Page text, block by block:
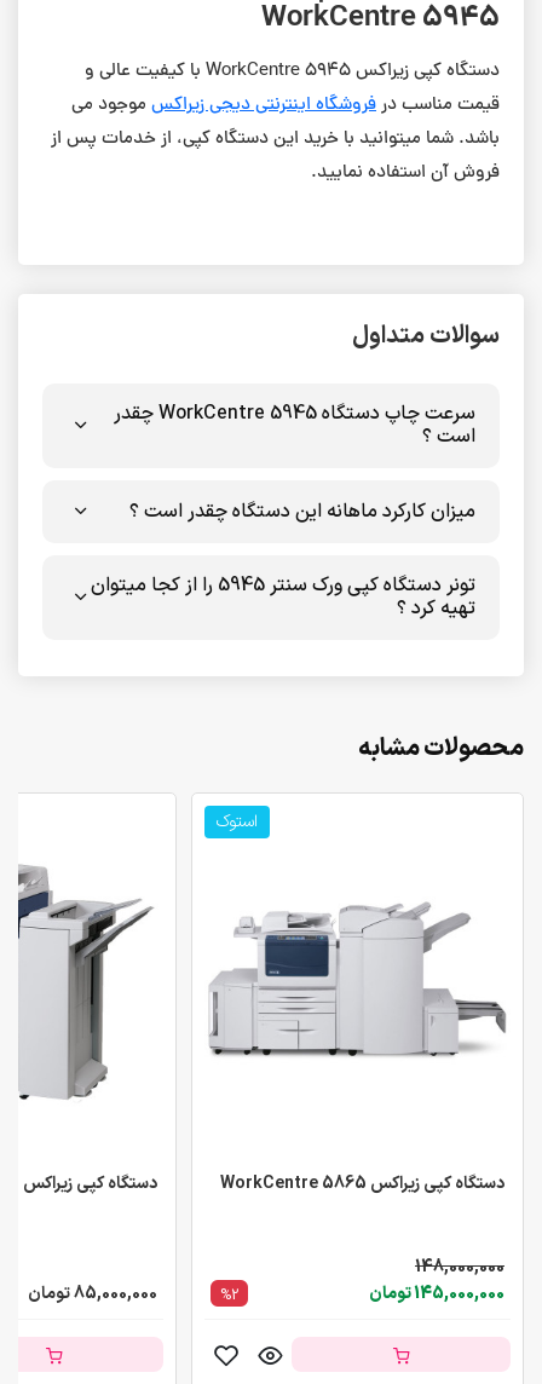
WorkCentre 5945
دستگاه کپی زیراکس WorkCentre 5945 با کیفیت عالی و
قیمت مناسب درفروشگاه اینترنتی دیجی زیراکس موجود می
باشد. شما میتوانید با خرید این دستگاه کپی، از خدمات پس از
فروش آن استفاده نمایید.
سوالات متداول
سرعت چاپ دستگاه WorkCentre 5945 چقدر
است ؟
میزان کارکرد ماهانه این دستگاه چقدر است ؟
تونر دستگاه کپی ورک سنتر 5945 را از کجا میتوان
تهیه کرد ؟
محصولات مشابه
استوک
دستگاه کپی زیراکس WorkCentre 5865
148,000,000
145,000,000 تومان
%2
دستگاه کپی زیراکس WorkCentre 5955
85,000,000 تومان